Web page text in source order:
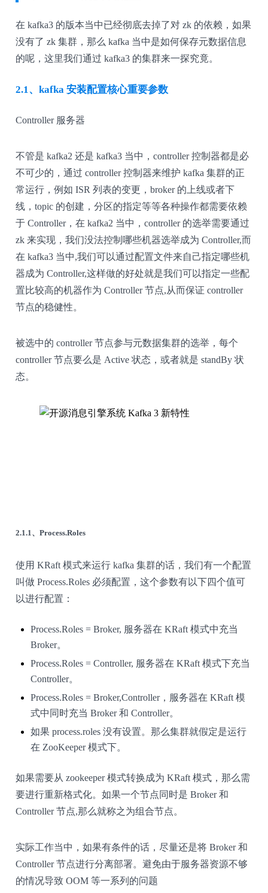
在 kafka3 的版本当中已经彻底去掉了对 zk 的依赖，如果
没有了 zk 集群，那么 kafka 当中是如何保存元数据信息
的呢，这里我们通过 kafka3 的集群来一探究竟。
2.1、kafka 安装配置核心重要参数
Controller 服务器
不管是 kafka2 还是 kafka3 当中，controller 控制器都是必
不可少的，通过 controller 控制器来维护 kafka 集群的正
常运行，例如 ISR 列表的变更，broker 的上线或者下
线，topic 的创建，分区的指定等等各种操作都需要依赖
于 Controller，在 kafka2 当中，controller 的选举需要通过
zk 来实现，我们没法控制哪些机器选举成为 Controller,而
在 kafka3 当中,我们可以通过配置文件来自己指定哪些机
器成为 Controller,这样做的好处就是我们可以指定一些配
置比较高的机器作为 Controller 节点,从而保证 controller
节点的稳健性。
被选中的 controller 节点参与元数据集群的选举，每个
controller 节点要么是 Active 状态，或者就是 standBy 状
态。
2.1.1、Process.Roles
使用 KRaft 模式来运行 kafka 集群的话，我们有一个配置
叫做 Process.Roles 必须配置，这个参数有以下四个值可
以进行配置：
Process.Roles = Broker, 服务器在 KRaft 模式中充当
Broker。
Process.Roles = Controller, 服务器在 KRaft 模式下充当
Controller。
Process.Roles = Broker,Controller，服务器在 KRaft 模
式中同时充当 Broker 和 Controller。
如果 process.roles 没有设置。那么集群就假定是运行
在 ZooKeeper 模式下。
如果需要从 zookeeper 模式转换成为 KRaft 模式，那么需
要进行重新格式化。如果一个节点同时是 Broker 和
Controller 节点,那么就称之为组合节点。
实际工作当中，如果有条件的话，尽量还是将 Broker 和
Controller 节点进行分离部署。避免由于服务器资源不够
的情况导致 OOM 等一系列的问题